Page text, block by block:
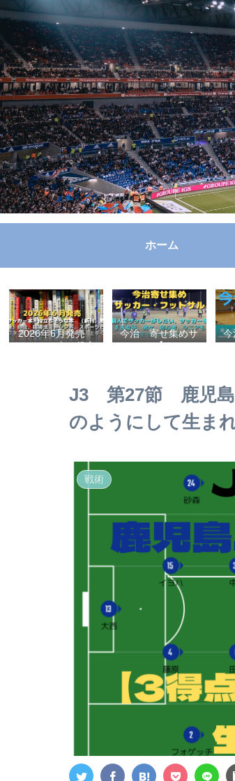
ホーム
2026年6月発売
サッカー本＋役立
ド、スポーツビジ
ー）勝つ方法、上
手くなる方法を見
今治 寄せ集めサ
ッカー【タマケ
ッカーをする場
所、男女、初心
もいっしょに！
【タマケル】
J3 第27節 鹿児島
のようにして生ま
戦術